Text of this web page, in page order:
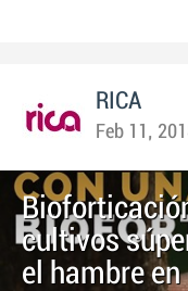
RICA
Feb 11,
cultivos
el hambre